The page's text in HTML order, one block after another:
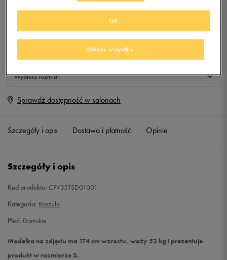
Produkt niedostępny
Jeśli artykuł będzie ponownie dostępny, otrzymasz od nas powiadomienie.
Wybierz rozmiar
XS Powiadom o dostępności
S Powiadom o dostępności
Sprawdź dostępność w salonach
Szczegóły i opis Dostawa i płatność Opinie
Szczegóły i opis
Kod produktu: CFV35TSD01001
Kategoria: Koszulki
Płeć: Damskie
Modelka na zdjęciu ma 174 cm wzrostu, waży 52 kg i prezentuje
produkt w rozmiarze S.
Odrzuć wszystkie
OK